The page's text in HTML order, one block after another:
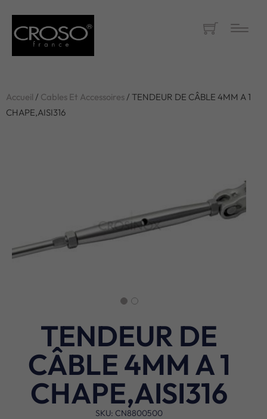
Accueil / Cables Et Accessoires/ TENDEUR DE CÂBLE 4MM A 1
CHAPE,AISI316
TENDEUR DE
CÂBLE 4MM A 1
CHAPE,AISI316
SKU: CN8800500